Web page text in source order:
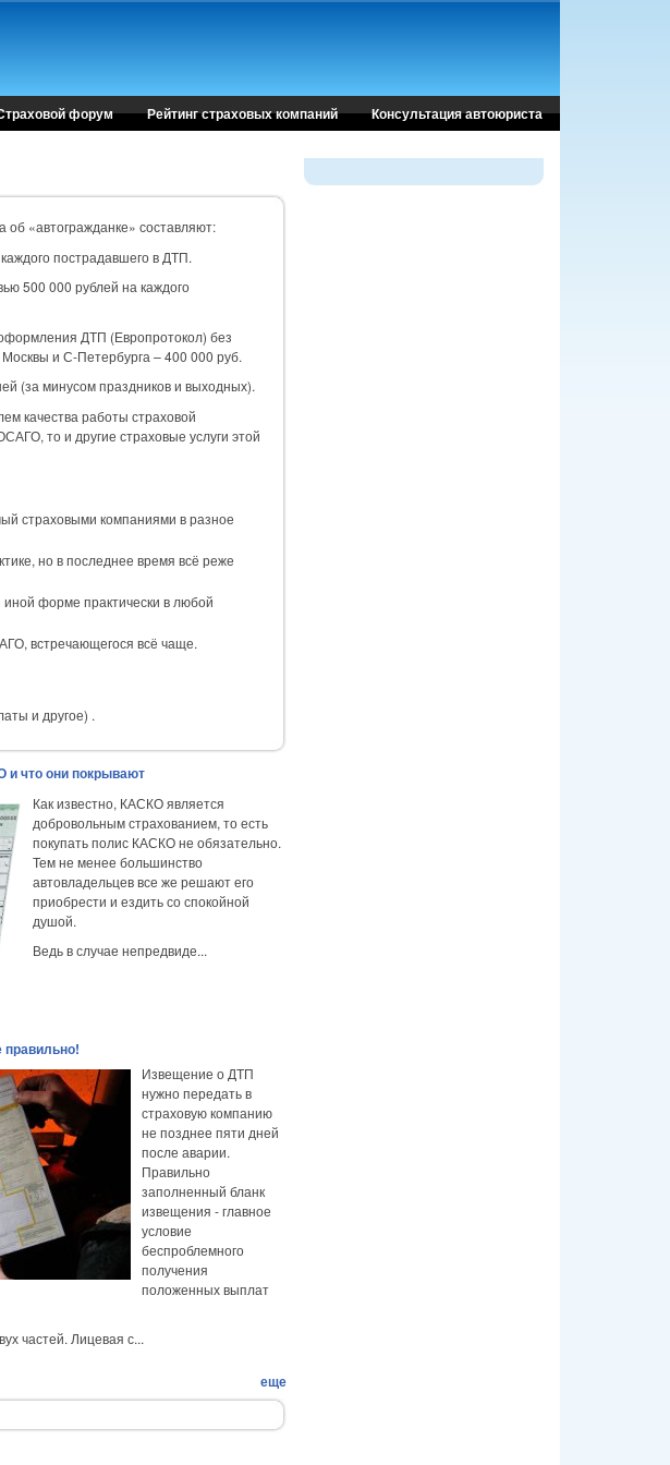
форум Рейтинг страховых компаний Консультация автоюриста
«автогражданке» составляют:
пострадавшего в ДТП.
500 000 рублей на каждого
ДТП (Европротокол) без
и С-Петербурга – 400 000 руб.
(за минусом праздников и выходных).
качества работы страховой
то и другие страховые услуги этой
страховыми компаниями в разное
но в последнее время всё реже
иной форме практически в любой
встречающегося всё чаще.
и другое) .
что они покрывают
Как известно, КАСКО является
добровольным страхованием, то есть
покупать полис КАСКО не обязательно.
Тем не менее большинство
автовладельцев все же решают его
приобрести и ездить со спокойной
душой.
Ведь в случае непредвиде...
Извещение о ДТП
нужно передать в
страховую компанию
не позднее пяти дней
после аварии.
Правильно
заполненный бланк
извещения - главное
условие
беспроблемного
получения
положенных выплат
частей. Лицевая с...
еще